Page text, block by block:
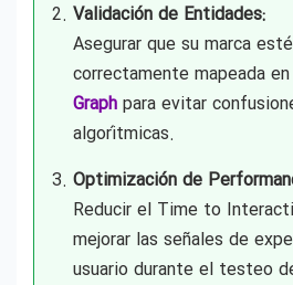
Validación de Entidades:
Asegurar que su marca esté
correctamente mapeada
Graph para evitar
algorítmicas.
Optimización de
Reducir el Time to
mejorar las señales de
usuario durante el testeo